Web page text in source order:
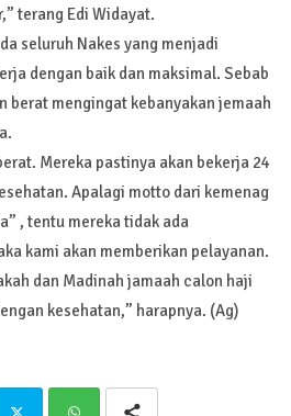
terang Edi Widayat.
seluruh Nakes yang menjadi
dengan baik dan maksimal. Sebab
berat mengingat kebanyakan jemaah
Mereka pastinya akan bekerja 24
Apalagi motto dari kemenag
, tentu mereka tidak ada
kami akan memberikan pelayanan.
dan Madinah jamaah calon haji
kesehatan,” harapnya. (Ag)